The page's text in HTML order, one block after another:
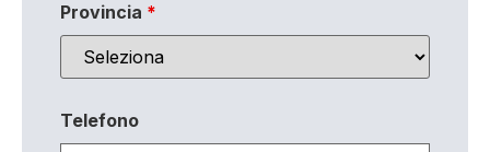
Provincia *
Telefono